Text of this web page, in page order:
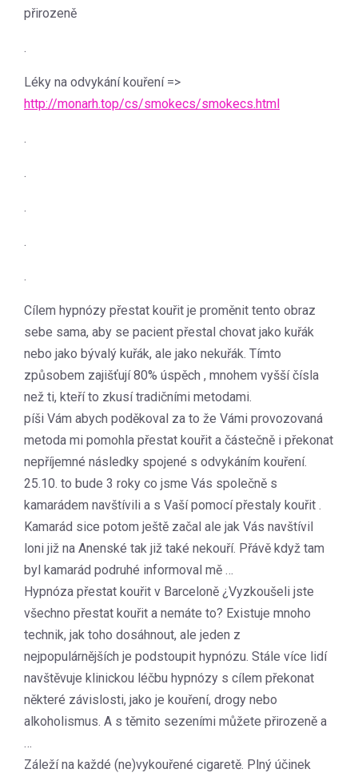
přirozeně
.
Léky na odvykání kouření =>
http://monarh.top/cs/smokecs/smokecs.html
.
.
.
.
.
Cílem hypnózy přestat kouřit je proměnit tento obraz
sebe sama, aby se pacient přestal chovat jako kuřák
nebo jako bývalý kuřák, ale jako nekuřák. Tímto
způsobem zajišťují 80% úspěch , mnohem vyšší čísla
než ti, kteří to zkusí tradičními metodami.
píši Vám abych poděkoval za to že Vámi provozovaná
metoda mi pomohla přestat kouřit a částečně i překonat
nepříjemné následky spojené s odvykáním kouření.
25.10. to bude 3 roky co jsme Vás společně s
kamarádem navštívili a s Vaší pomocí přestaly kouřit .
Kamarád sice potom ještě začal ale jak Vás navštívil
loni již na Anenské tak již také nekouří. Přávě když tam
byl kamarád podruhé informoval mě …
Hypnóza přestat kouřit v Barceloně ¿Vyzkoušeli jste
všechno přestat kouřit a nemáte to? Existuje mnoho
technik, jak toho dosáhnout, ale jeden z
nejpopulárnějších je podstoupit hypnózu. Stále více lidí
navštěvuje klinickou léčbu hypnózy s cílem překonat
některé závislosti, jako je kouření, drogy nebo
alkoholismus. A s těmito sezeními můžete přirozeně a
…
Záleží na každé (ne)vykouřené cigaretě. Plný účinek